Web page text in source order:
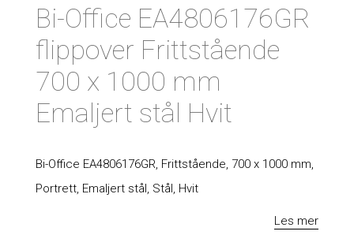
Bi-Office EA4806176GR
flippover Frittstående
700 x 1000 mm
Emaljert stål Hvit
Bi-Office EA4806176GR, Frittstående, 700 x 1000 mm,
Portrett, Emaljert stål, Stål, Hvit
Les mer